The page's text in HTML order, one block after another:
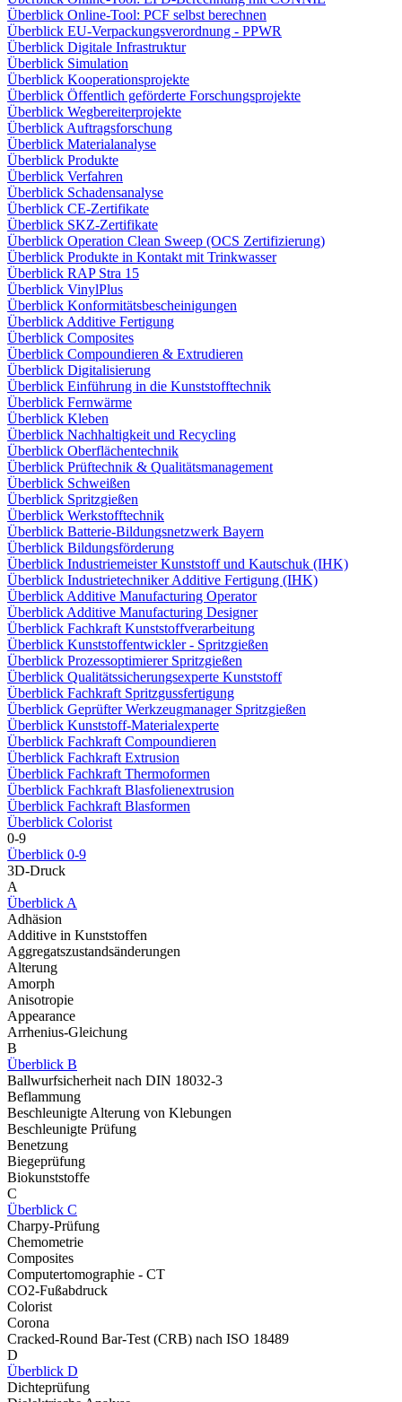
Überblick Online-Tool: PCF selbst berechnen
Überblick EU-Verpackungsverordnung - PPWR
Überblick Digitale Infrastruktur
Überblick Simulation
Überblick Kooperationsprojekte
Überblick Öffentlich geförderte Forschungsprojekte
Überblick Wegbereiterprojekte
Überblick Auftragsforschung
Überblick Materialanalyse
Überblick Produkte
Überblick Verfahren
Überblick Schadensanalyse
Überblick CE-Zertifikate
Überblick SKZ-Zertifikate
Überblick Operation Clean Sweep (OCS Zertifizierung)
Überblick Produkte in Kontakt mit Trinkwasser
Überblick RAP Stra 15
Überblick VinylPlus
Überblick Konformitätsbescheinigungen
Überblick Additive Fertigung
Überblick Composites
Überblick Compoundieren & Extrudieren
Überblick Digitalisierung
Überblick Einführung in die Kunststofftechnik
Überblick Fernwärme
Überblick Kleben
Überblick Nachhaltigkeit und Recycling
Überblick Oberflächentechnik
Überblick Prüftechnik & Qualitätsmanagement
Überblick Schweißen
Überblick Spritzgießen
Überblick Werkstofftechnik
Überblick Batterie-Bildungsnetzwerk Bayern
Überblick Bildungsförderung
Überblick Industriemeister Kunststoff und Kautschuk (IHK)
Überblick Industrietechniker Additive Fertigung (IHK)
Überblick Additive Manufacturing Operator
Überblick Additive Manufacturing Designer
Überblick Fachkraft Kunststoffverarbeitung
Überblick Kunststoffentwickler - Spritzgießen
Überblick Prozessoptimierer Spritzgießen
Überblick Qualitätssicherungsexperte Kunststoff
Überblick Fachkraft Spritzgussfertigung
Überblick Geprüfter Werkzeugmanager Spritzgießen
Überblick Kunststoff-Materialexperte
Überblick Fachkraft Compoundieren
Überblick Fachkraft Extrusion
Überblick Fachkraft Thermoformen
Überblick Fachkraft Blasfolienextrusion
Überblick Fachkraft Blasformen
Überblick Colorist
0-9
Überblick 0-9
3D-Druck
A
Überblick A
Adhäsion
Additive in Kunststoffen
Aggregatszustandsänderungen
Alterung
Amorph
Anisotropie
Appearance
Arrhenius-Gleichung
B
Überblick B
Ballwurfsicherheit nach DIN 18032-3
Beflammung
Beschleunigte Alterung von Klebungen
Beschleunigte Prüfung
Benetzung
Biegeprüfung
Biokunststoffe
C
Überblick C
Charpy-Prüfung
Chemometrie
Composites
Computertomographie - CT
CO2-Fußabdruck
Colorist
Corona
Cracked-Round Bar-Test (CRB) nach ISO 18489
D
Überblick D
Dichteprüfung